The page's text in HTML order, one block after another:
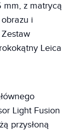
mm, z matrycą
i
Leica
Light Fusion
przysłoną